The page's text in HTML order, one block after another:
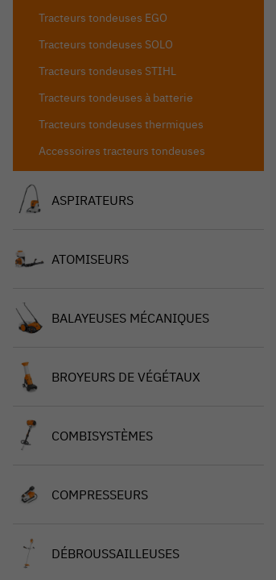
Tracteurs tondeuses EGO
Tracteurs tondeuses SOLO
Tracteurs tondeuses STIHL
Tracteurs tondeuses à batterie
Tracteurs tondeuses thermiques
Accessoires tracteurs tondeuses
ASPIRATEURS
ATOMISEURS
BALAYEUSES MÉCANIQUES
BROYEURS DE VÉGÉTAUX
COMBISYSTÈMES
COMPRESSEURS
DÉBROUSSAILLEUSES